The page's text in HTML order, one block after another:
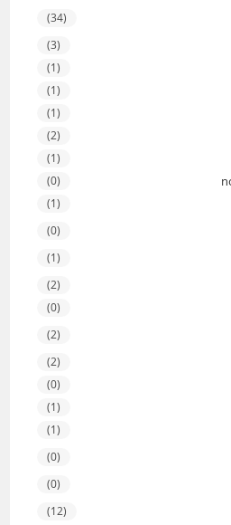
(34)
(3)
(1)
(1)
(1)
(2)
(1)
(0)
(1)
(0)
(1)
(2)
(0)
(2)
(2)
(0)
(1)
(1)
(0)
(0)
(12)